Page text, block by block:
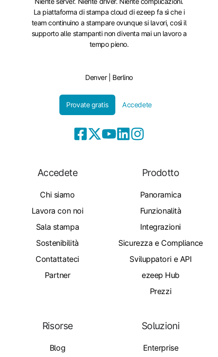
La piattaforma di stampa cloud di ezeep fa sì che i
team continuino a stampare ovunque si lavori, così il
supporto alle stampanti non diventa mai un lavoro a
tempo pieno.
Denver | Berlino
Provate gratis Accedete
Accedete
Chi siamo
Lavora con noi
Sala stampa
Sostenibilità
Contattateci
Partner
Prodotto
Panoramica
Funzionalità
Integrazioni
Sicurezza e Compliance
Sviluppatori e API
ezeep Hub
Prezzi
Risorse
Blog
Soluzioni
Enterprise